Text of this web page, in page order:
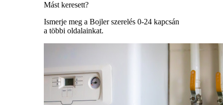
Mást keresett?
Ismerje meg a Bojler szerelés 0-24 kapcsán
a többi oldalainkat.